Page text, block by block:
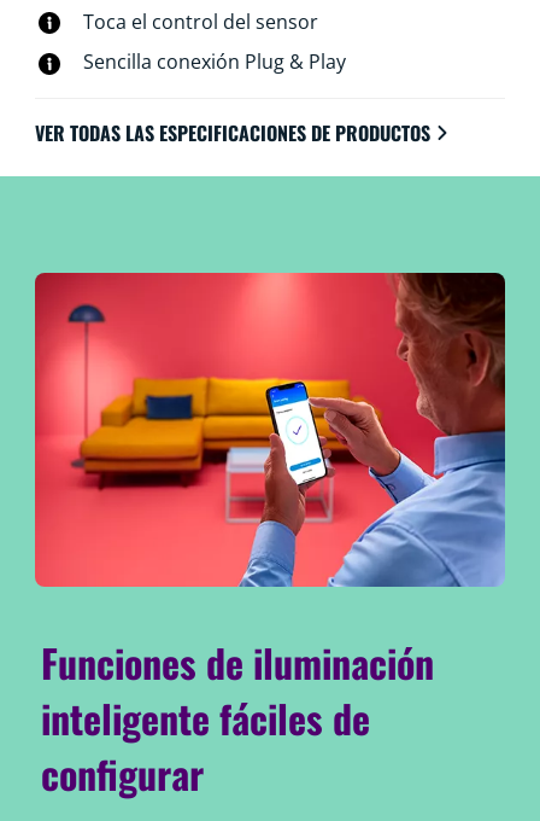
Toca el control del sensor
Sencilla conexión Plug & Play
VER TODAS LAS ESPECIFICACIONES DE PRODUCTOS
Funciones de iluminación
inteligente fáciles de
configurar